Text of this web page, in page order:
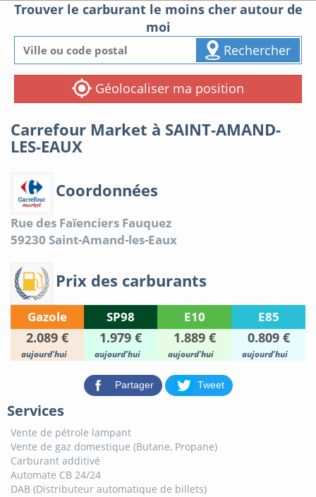
Trouver le carburant le moins cher autour de
moi
Rechercher
Géolocaliser ma position
Carrefour Market à SAINT-AMAND-
LES-EAUX
Coordonnées
Rue des Faïenciers Fauquez
59230 Saint-Amand-les-Eaux
Prix des carburants
Gazole SP98 E10 E85
2.089 € 1.979 € 1.889 € 0.809 €
aujourd'hui aujourd'hui aujourd'hui aujourd'hui
Partager Tweet
Services
Vente de pétrole lampant
Vente de gaz domestique (Butane, Propane)
Carburant additivé
Automate CB 24/24
DAB (Distributeur automatique de billets)